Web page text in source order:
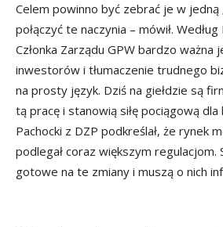
Celem powinno być zebrać je w jedną
połączyć te naczynia – mówił.
Członka Zarządu GPW bardzo ważna
inwestorów i tłumaczenie trudnego
na prosty język. Dziś na giełdzie są
tą pracę i stanowią siłę pociągową dla
Pachocki z DZP podkreślał, że rynek
podlegał coraz większym regulacjom.
gotowe na te zmiany i muszą o nich